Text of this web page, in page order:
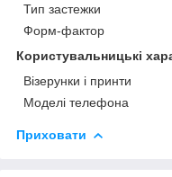
Тип застежки
Форм-фактор
Користувальницькі
Візерунки і принти
Моделі телефона
Приховати